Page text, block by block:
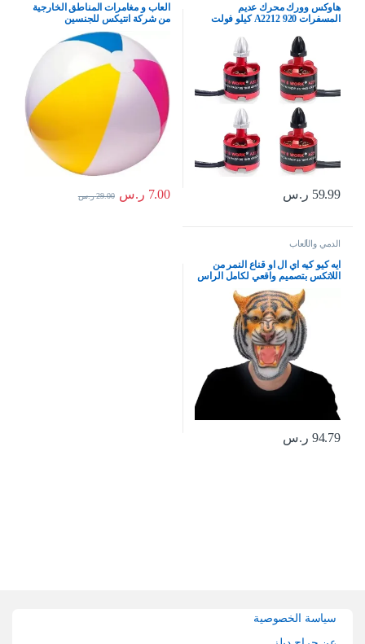
هاوكس وورك محرك عديم
المسفرات A2212 920 كيلو فولت
F450 F550 X525 ذاتية الصنع
59.99 ر.س
العاب و مغامرات المناطق الخارجية
من شركة انتيكس للجنسين
7.00 ر.س 29.00 ر.س
الدمي والألعاب
ايه كيو كيه اي ال او قناع النمر من
اللاتكس بتصميم واقعي لكامل الراس
لحفلات الهالوين والكرنفالات
والحفلات التنكرية
94.79 ر.س
سياسة الخصوصية